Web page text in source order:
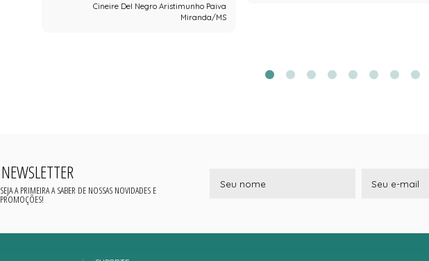
Cineire Del Negro Aristimunho Paiva
Miranda/MS
NEWSLETTER
SEJA A PRIMEIRA A SABER DE NOSSAS NOVIDADES E
PROMOÇÕES!